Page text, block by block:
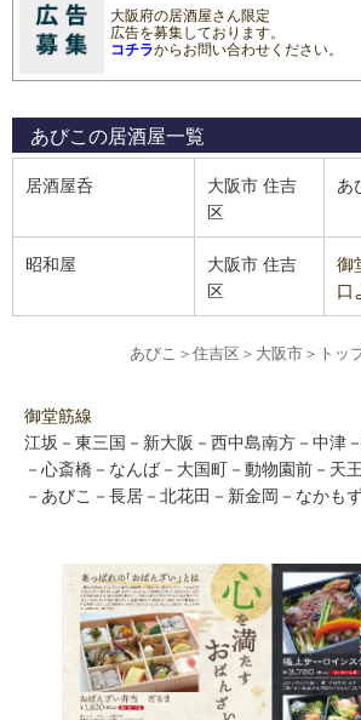
大阪府の居酒屋さん限定
広告を募集しております。
コチラからお問い合わせください。
あびこの居酒屋一覧
居酒屋呑 大阪市 住吉
区
あ
昭和屋 大阪市 住吉
区
御
口
あびこ ＞住吉区 ＞ 大阪市＞ トッ
御堂筋線
江坂 － 東三国 － 新大阪 － 西中島南方 － 中津 －
－ 心斎橋 － なんば － 大国町 － 動物園前 － 天
－ あびこ － 長居 － 北花田 － 新金岡 － なかも